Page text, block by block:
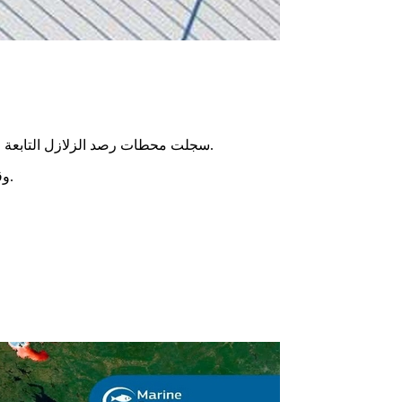
سجلت محطات رصد الزلازل التابعة للمعهد الوطني للرصد الجوي، اليوم الثلاثاء، رجة أرضية، على الساعة 13 و 55 دقيقة بالتوقيت المحلي، بلغت قوتها 3.1 درجة على سلم ريشتر.
وقد حُدّد مركزها حسب التحاليل الأولية بـ 34.24 درجة خط عرض و بـ 8.70 درجة خط طول، وذلك بمنطقة جنوب غرب المظيلة من ولاية قفصة.